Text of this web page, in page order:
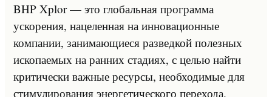
BHP Xplor — это глобальная программа
ускорения, нацеленная на инновационные
компании, занимающиеся разведкой полезных
ископаемых на ранних стадиях, с целью найти
критически важные ресурсы, необходимые для
стимулирования энергетического перехода.